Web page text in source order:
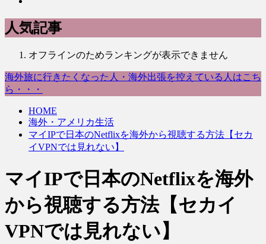
人気記事
オフラインのためランキングが表示できません
海外旅に行きたくなった人・海外出張を控えている人はこち
ら・・・
HOME
海外・アメリカ生活
マイIPで日本のNetflixを海外から視聴する方法【セカ
イVPNでは見れない】
マイIPで日本のNetflixを海外
から視聴する方法【セカイ
VPNでは見れない】